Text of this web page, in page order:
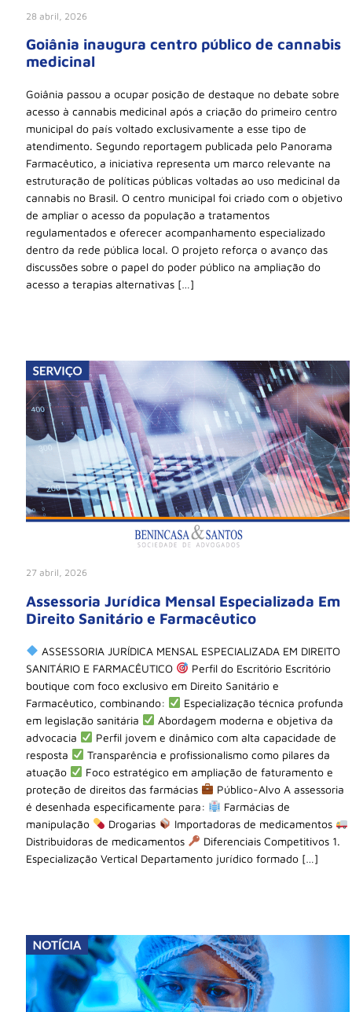
28 abril, 2026
Goiânia inaugura centro público de cannabis
medicinal
Goiânia passou a ocupar posição de destaque no debate sobre
acesso à cannabis medicinal após a criação do primeiro centro
municipal do país voltado exclusivamente a esse tipo de
atendimento. Segundo reportagem publicada pelo Panorama
Farmacêutico, a iniciativa representa um marco relevante na
estruturação de políticas públicas voltadas ao uso medicinal da
cannabis no Brasil. O centro municipal foi criado com o objetivo
de ampliar o acesso da população a tratamentos
regulamentados e oferecer acompanhamento especializado
dentro da rede pública local. O projeto reforça o avanço das
discussões sobre o papel do poder público na ampliação do
acesso a terapias alternativas […]
27 abril, 2026
Assessoria Jurídica Mensal Especializada Em
Direito Sanitário e Farmacêutico
ASSESSORIA JURÍDICA MENSAL ESPECIALIZADA EM DIREITO
SANITÁRIO E FARMACÊUTICO
Perfil do Escritório Escritório
boutique com foco exclusivo em Direito Sanitário e
Farmacêutico, combinando:
Especialização técnica profunda
em legislação sanitária
Abordagem moderna e objetiva da
advocacia
Perfil jovem e dinâmico com alta capacidade de
resposta
Transparência e profissionalismo como pilares da
atuação
Foco estratégico em ampliação de faturamento e
proteção de direitos das farmácias
Público-Alvo A assessoria
é desenhada especificamente para:
Farmácias de
manipulação
Drogarias
Importadoras de medicamentos
Distribuidoras de medicamentos
Diferenciais Competitivos 1.
Especialização Vertical Departamento jurídico formado […]